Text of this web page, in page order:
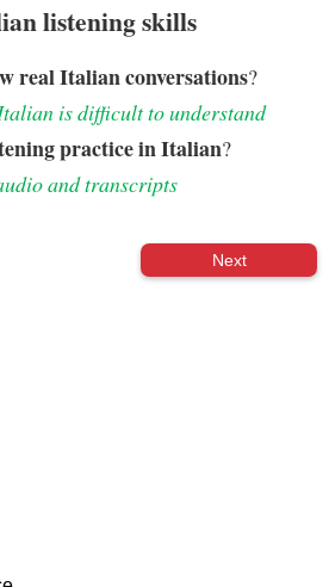
listening skills
real Italian conversations?
is difficult to understand
practice in Italian?
and transcripts
Next